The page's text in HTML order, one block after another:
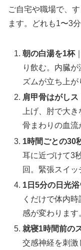
ご自宅や職場で、
ます。どれも1〜3
朝の白湯を1杯
り飲む。内臓
ズムが立ち上が
肩甲骨はがしス
上げ、肘で大
骨まわりの血流
1時間ごとの30
耳に近づけて3
回。緊張スイッ
1日5分の日光浴
くだけで体内
感が変わります
就寝1時間前の
交感神経を刺